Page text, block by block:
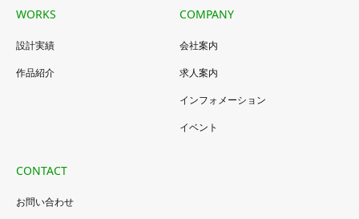
WORKS
設計実績
作品紹介
COMPANY
会社案内
求人案内
インフォメーション
イベント
CONTACT
お問い合わせ